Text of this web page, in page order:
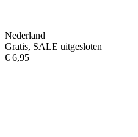
Nederland
Gratis, SALE uitgesloten
€ 6,95